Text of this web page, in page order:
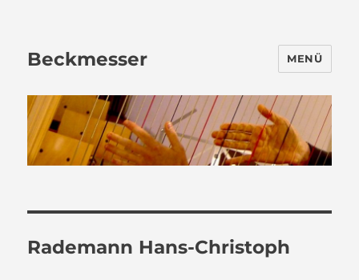
Beckmesser MENÜ
Rademann Hans-Christoph